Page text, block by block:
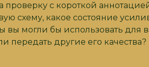
проверку с короткой
схему, какое состояние
вы могли бы использовать для
передать другие его качества?